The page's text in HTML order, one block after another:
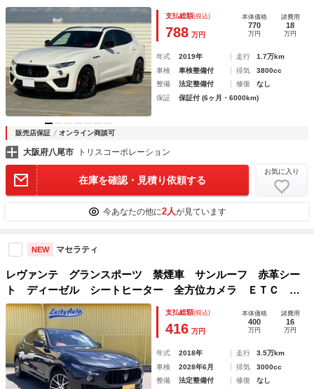
ーション＆ヒーター・リアシートヒーター・ハーマンカード
ン・後期テールランプ・３６０カメラ・ＣａｒＰｌａｙ
支払総額(税込)
788 万円
本体価格
770
万円
諸費用
18
万円
年式 2019年 走行
1.7万km
車検
車検整備付 排気
3800cc
整備
法定整備付 修復
なし
保証
保証付 (6ヶ月・6000km)
販売店保証 オンライン商談可
大阪府八尾市 トリスコーポレーション
在庫を確認・見積り依頼する
お気に入り
今あなたの他に2人が見ています
NEW マセラティ
レヴァンテ グランスポーツ 禁煙車 サンルーフ 赤革シー
ト ディーゼル シートヒーター 全方位カメラ ＥＴＣ バ
ックカメラ ディーラー車
支払総額(税込)
416 万円
本体価格
400
万円
諸費用
16
万円
年式 2018年 走行
3.5万km
車検
2028年6月 排気
3000cc
整備
法定整備付 修復
なし